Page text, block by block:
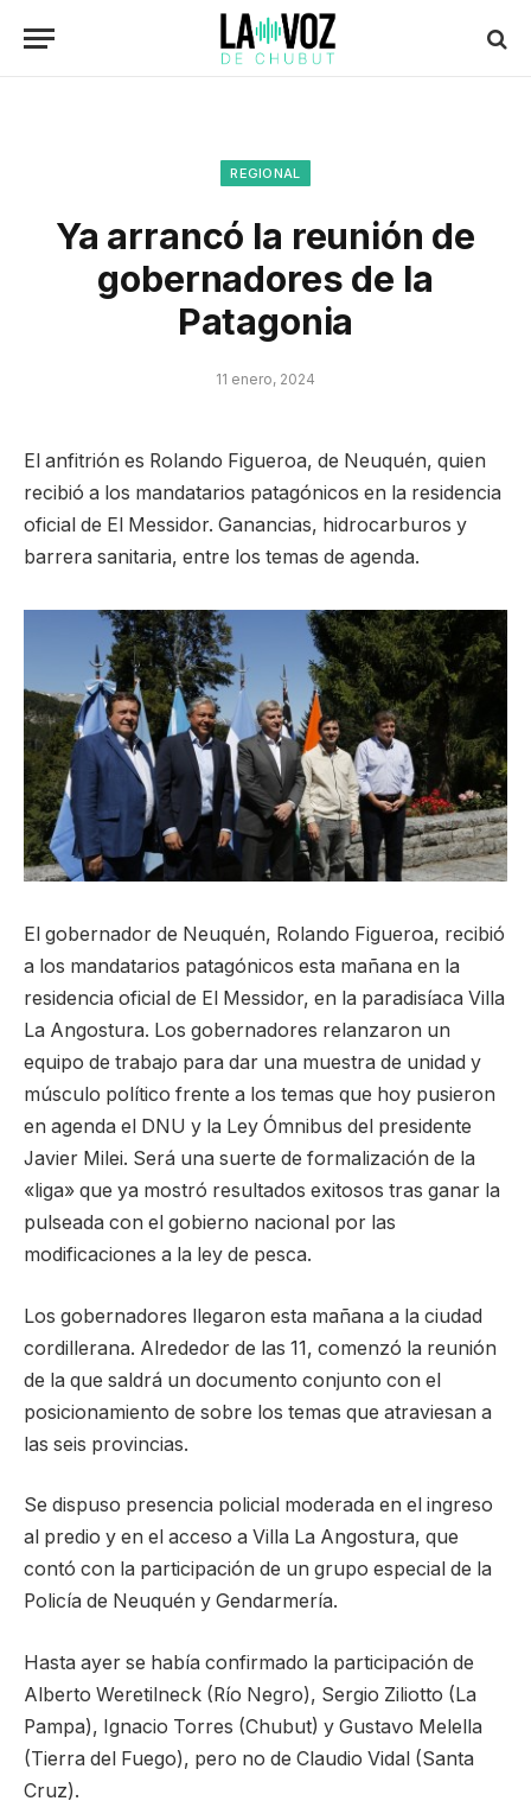
REGIONAL
Ya arrancó la reunión de
gobernadores de la
Patagonia
11 enero, 2024
El anfitrión es Rolando Figueroa, de Neuquén, quien
recibió a los mandatarios patagónicos en la residencia
oficial de El Messidor. Ganancias, hidrocarburos y
barrera sanitaria, entre los temas de agenda.
El gobernador de Neuquén, Rolando Figueroa, recibió
a los mandatarios patagónicos esta mañana en la
residencia oficial de El Messidor, en la paradisíaca Villa
La Angostura. Los gobernadores relanzaron un
equipo de trabajo para dar una muestra de unidad y
músculo político frente a los temas que hoy pusieron
en agenda el DNU y la Ley Ómnibus del presidente
Javier Milei. Será una suerte de formalización de la
«liga» que ya mostró resultados exitosos tras ganar la
pulseada con el gobierno nacional por las
modificaciones a la ley de pesca.
Los gobernadores llegaron esta mañana a la ciudad
cordillerana. Alrededor de las 11, comenzó la reunión
de la que saldrá un documento conjunto con el
posicionamiento de sobre los temas que atraviesan a
las seis provincias.
Se dispuso presencia policial moderada en el ingreso
al predio y en el acceso a Villa La Angostura, que
contó con la participación de un grupo especial de la
Policía de Neuquén y Gendarmería.
Hasta ayer se había confirmado la participación de
Alberto Weretilneck (Río Negro), Sergio Ziliotto (La
Pampa), Ignacio Torres (Chubut) y Gustavo Melella
(Tierra del Fuego), pero no de Claudio Vidal (Santa
Cruz).